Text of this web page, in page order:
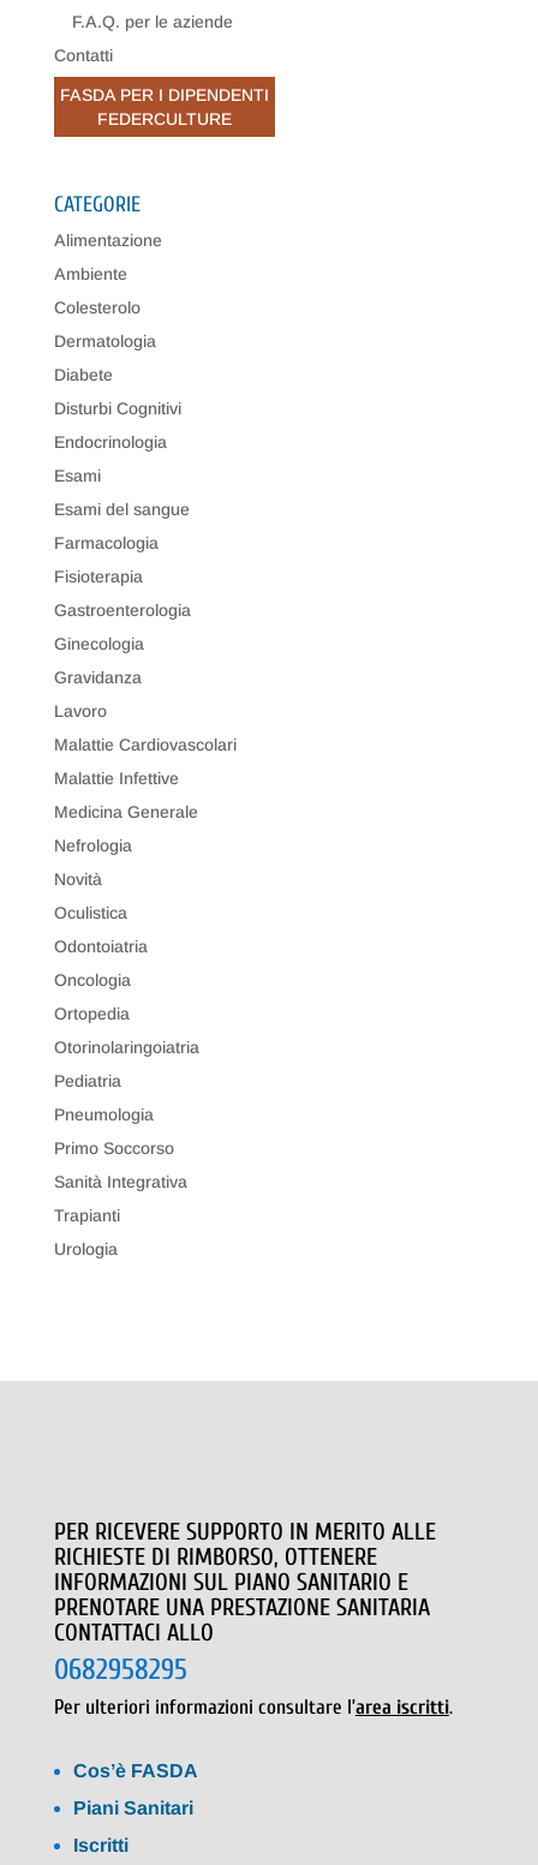
F.A.Q. per le aziende
Contatti
FASDA PER I DIPENDENTI
FEDERCULTURE
CATEGORIE
Alimentazione
Ambiente
Colesterolo
Dermatologia
Diabete
Disturbi Cognitivi
Endocrinologia
Esami
Esami del sangue
Farmacologia
Fisioterapia
Gastroenterologia
Ginecologia
Gravidanza
Lavoro
Malattie Cardiovascolari
Malattie Infettive
Medicina Generale
Nefrologia
Novità
Oculistica
Odontoiatria
Oncologia
Ortopedia
Otorinolaringoiatria
Pediatria
Pneumologia
Primo Soccorso
Sanità Integrativa
Trapianti
Urologia
PER RICEVERE SUPPORTO IN MERITO ALLE
RICHIESTE DI RIMBORSO, OTTENERE
INFORMAZIONI SUL PIANO SANITARIO E
PRENOTARE UNA PRESTAZIONE SANITARIA
CONTATTACI ALLO
0682958295
Per ulteriori informazioni consultare l’area iscritti.
Cos’è FASDA
Piani Sanitari
Iscritti